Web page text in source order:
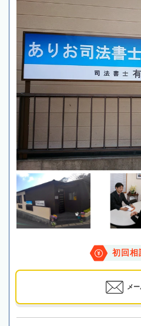
初回相
メ